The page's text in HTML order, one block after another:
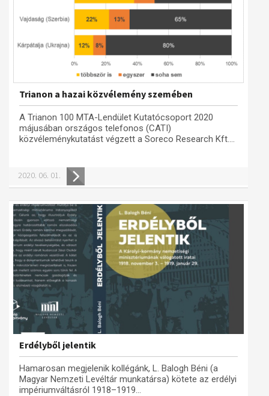
Trianon a hazai közvélemény szemében
A Trianon 100 MTA-Lendület Kutatócsoport 2020
májusában országos telefonos (CATI)
közvéleménykutatást végzett a Soreco Research Kft....
2020. 06. 01.
Erdélyből jelentik
Hamarosan megjelenik kollégánk, L. Balogh Béni (a
Magyar Nemzeti Levéltár munkatársa) kötete az erdélyi
impériumváltásról 1918–1919...